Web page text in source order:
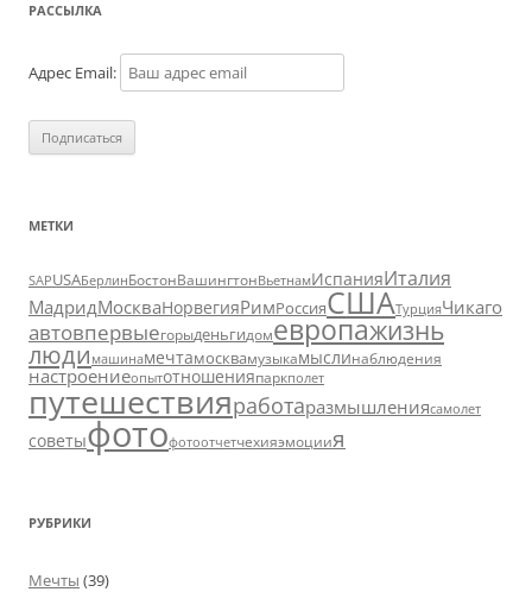
РАССЫЛКА
Адрес Email:
МЕТКИ
SAPUSAБерлинБостонВашингтонВьетнамИспанияИталия
МадридМоскваНорвегияРимРоссияСШАТурцияЧикаго
автовпервыегорыденьгидомевропажизнь
люди машинамечтамосквамузыкамыслинаблюдения
настроениеопытотношенияпаркполет
путешествияработаразмышлениясамолет
советыфотофотоотчетчехияэмоциия
РУБРИКИ
Мечты (39)